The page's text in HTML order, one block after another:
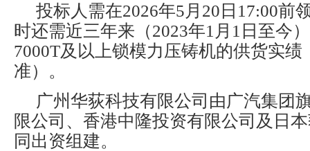
投标人需在2026年5月20日17:00前
时还需近三年来（2023年1月1日至今
7000T及以上锁模力压铸机的供货实绩
准）。
广州华荻科技有限公司由广汽集团
限公司、香港中隆投资有限公司及日
同出资组建。